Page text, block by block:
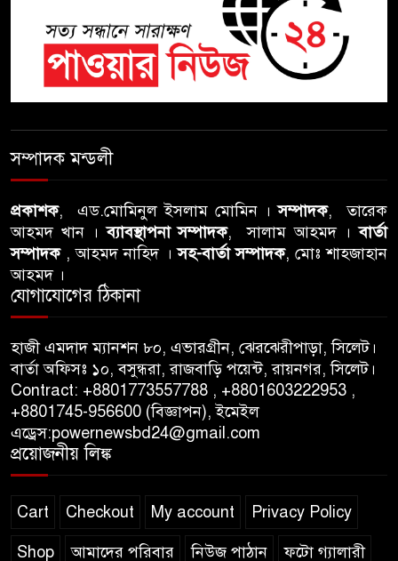
শতাব্দী রায়ের বাড়িতে বিদ্রোহীদের
বৈঠক, পশ্চিমবঙ্গে তৃনমূলে ভাঙনের
ইঙ্গিত !
বিএনপি নেতার ওপর হামলার
আবু তালহা চৌধুরী দ্বিতীয় বারের
মত টাওয়ার হ‍্যামলেটস কাউন্সিলের
গণবিজ্ঞপ্তি নিয়ে সিলেট অনলাইন
প্রেসক্লাবে বিশ্ব মুক্ত গণমাধ্যম দিবসে
সমালোচনা
সিলেটে ব্যাডমিন্টন তারকাদের
সম্পাদক মন্ডলী
প্রকাশক, এড.মোমিনুল ইসলাম মোমিন ।সম্পাদক, তারেক
আহমদ খান ।ব্যাবস্থাপনা সম্পাদক, সালাম আহমদ ।বার্তা
সম্পাদক, আহমদ নাহিদ ।সহ-বার্তা সম্পাদক, মোঃ শাহজাহান
আহমদ ।
যোগাযোগের ঠিকানা
হাজী এমদাদ ম্যানশন ৮০, এভারগ্রীন, ঝেরঝেরীপাড়া, সিলেট।
বার্তা অফিসঃ ১০, বসুন্ধরা, রাজবাড়ি পয়েন্ট, রায়নগর, সিলেট।
Contract: +8801773557788 , +8801603222953 ,
+8801745-956600 (বিজ্ঞাপন), ইমেইল
এড্রেস:powernewsbd24@gmail.com
প্রয়োজনীয় লিঙ্ক
Cart Checkout My account Privacy Policy
Shop আমাদের পরিবার নিউজ পাঠান ফটো গ্যালারী